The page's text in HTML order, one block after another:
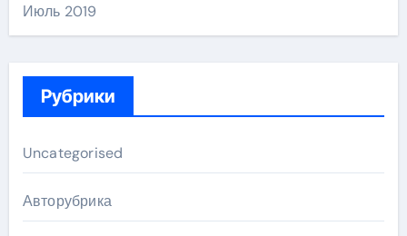
Июль 2019
Рубрики
Uncategorised
Авторубрика